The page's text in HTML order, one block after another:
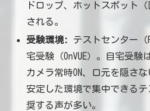
ドロップ、ホットスポット
される。
受験環境:
テストセンター（
宅受験（OnVUE）。自宅受験
カメラ常時ON、口元を隠さ
安定した環境で集中できる
奨する声が多い。